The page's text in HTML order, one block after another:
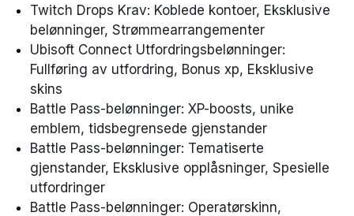
Twitch Drops Krav: Koblede kontoer, Eksklusive
belønninger, Strømmearrangementer
Ubisoft Connect Utfordringsbelønninger:
Fullføring av utfordring, Bonus xp, Eksklusive
skins
Battle Pass-belønninger: XP-boosts, unike
emblem, tidsbegrensede gjenstander
Battle Pass-belønninger: Tematiserte
gjenstander, Eksklusive opplåsninger, Spesielle
utfordringer
Battle Pass-belønninger: Operatørskinn,